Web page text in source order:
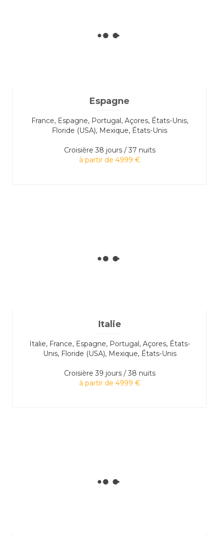
Espagne
France, Espagne, Portugal, Açores, États-Unis,
Floride (USA), Mexique, États-Unis
Croisière 38 jours / 37 nuits
à partir de 4999 €
Italie
Italie, France, Espagne, Portugal, Açores, États-
Unis, Floride (USA), Mexique, États-Unis
Croisière 39 jours / 38 nuits
à partir de 4999 €